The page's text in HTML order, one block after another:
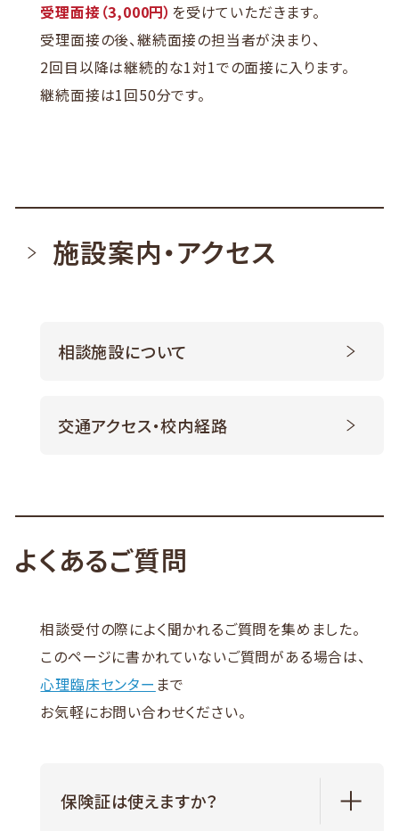
受理面接（3,000円） を受けていただきます。
受理面接の後、継続面接の担当者が決まり、
2回目以降は継続的な1対1での面接に入ります。
継続面接は1回50分です。
施設案内・アクセス
相談施設について
交通アクセス・校内経路
よくあるご質問
相談受付の際によく聞かれるご質問を集めました。
このページに書かれていないご質問がある場合は、
心理臨床センター まで
お気軽にお問い合わせください。
保険証は使えますか？